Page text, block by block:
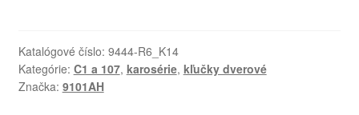
dverí
KWD
Citroën
Katalógové číslo: 9444-R6_K14
Kategórie: C1 a 107, karosérie, kľučky dverové
Značka: 9101AH